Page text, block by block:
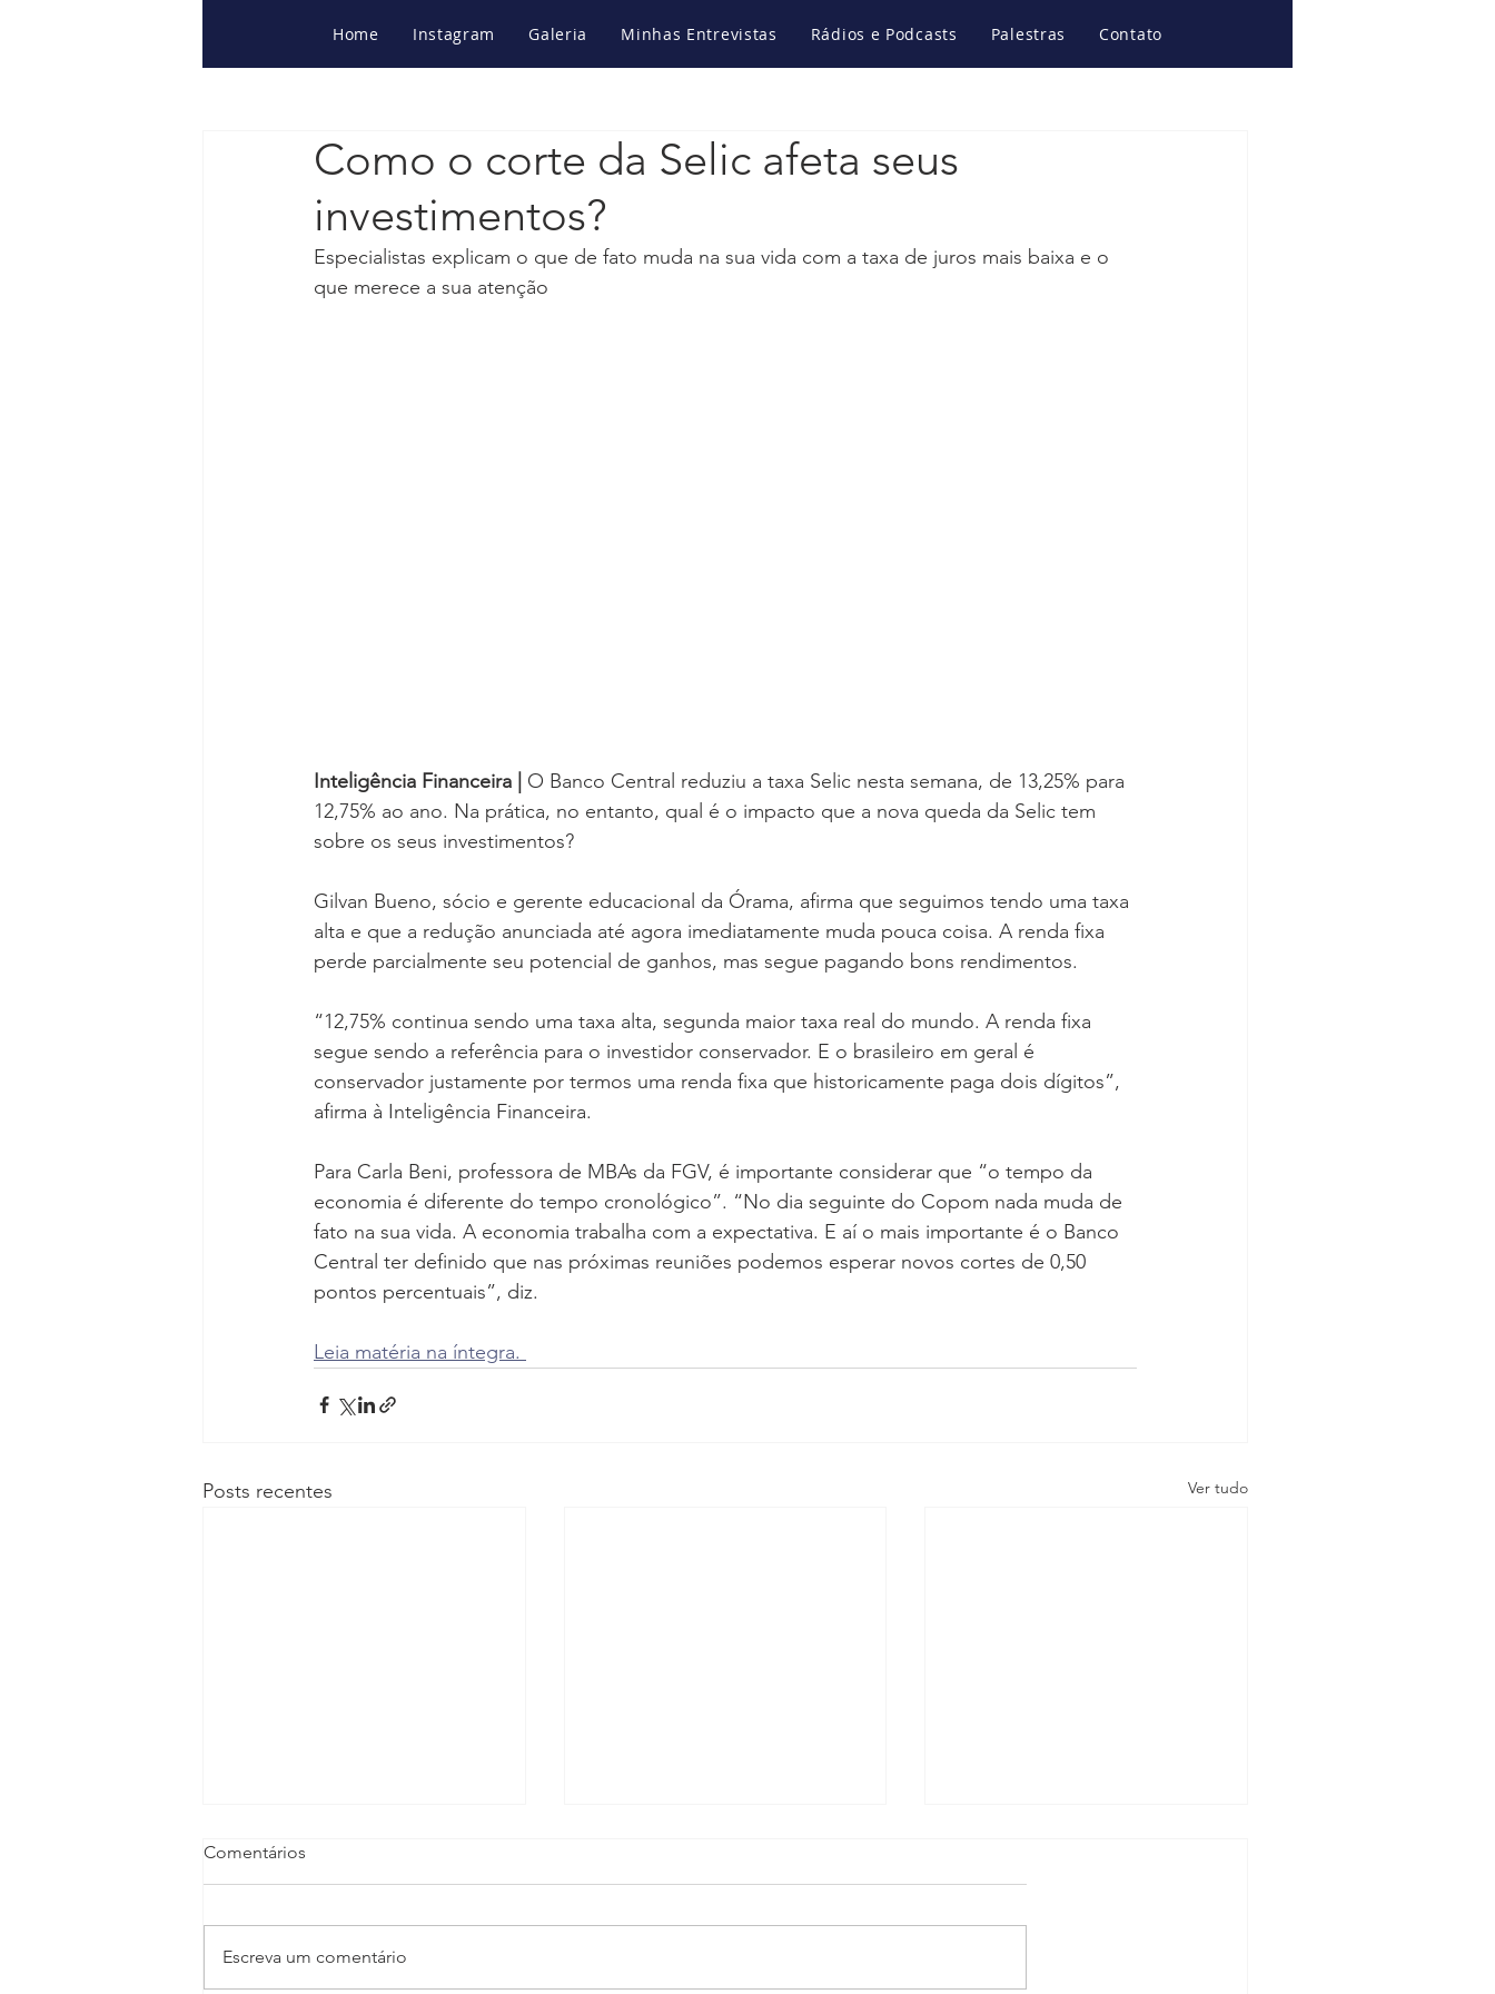
Home Instagram Galeria Minhas Entrevistas Rádios e Podcasts Palestras Contato
Como o corte da Selic afeta seus
investimentos?
Especialistas explicam o que de fato muda na sua vida com a taxa de juros mais baixa e o
que merece a sua atenção
Inteligência Financeira | O Banco Central reduziu a taxa Selic nesta semana, de 13,25% para
12,75% ao ano. Na prática, no entanto, qual é o impacto que a nova queda da Selic tem
sobre os seus investimentos?
Gilvan Bueno, sócio e gerente educacional da Órama, afirma que seguimos tendo uma taxa
alta e que a redução anunciada até agora imediatamente muda pouca coisa. A renda fixa
perde parcialmente seu potencial de ganhos, mas segue pagando bons rendimentos.
“12,75% continua sendo uma taxa alta, segunda maior taxa real do mundo. A renda fixa
segue sendo a referência para o investidor conservador. E o brasileiro em geral é
conservador justamente por termos uma renda fixa que historicamente paga dois dígitos”,
afirma à Inteligência Financeira.
Para Carla Beni, professora de MBAs da FGV, é importante considerar que “o tempo da
economia é diferente do tempo cronológico”. “No dia seguinte do Copom nada muda de
fato na sua vida. A economia trabalha com a expectativa. E aí o mais importante é o Banco
Central ter definido que nas próximas reuniões podemos esperar novos cortes de 0,50
pontos percentuais”, diz.
Leia matéria na íntegra.
Posts recentes Ver tudo
Comentários
Escreva um comentário